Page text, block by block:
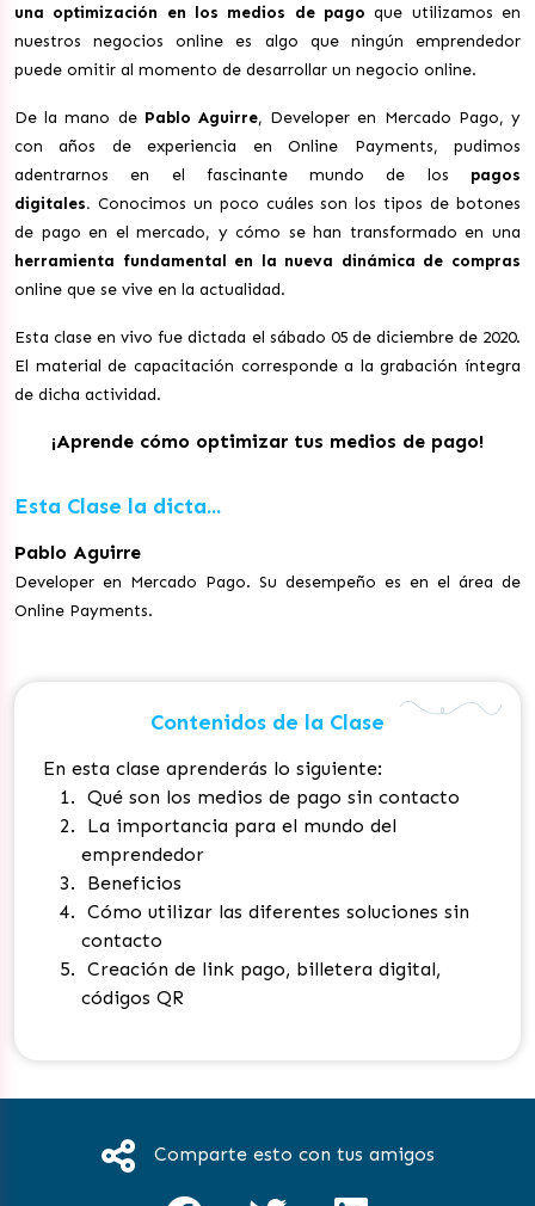
una optimización en los medios de pago que utilizamos en
nuestros negocios online es algo que ningún emprendedor
puede omitir al momento de desarrollar un negocio online.
De la mano de Pablo Aguirre, Developer en Mercado Pago, y
con años de experiencia en Online Payments, pudimos
adentrarnos en el fascinante mundo de los pagos
digitales. Conocimos un poco cuáles son los tipos de botones
de pago en el mercado, y cómo se han transformado en una
herramienta fundamental en la nueva dinámica de compras
online que se vive en la actualidad.
Esta clase en vivo fue dictada el sábado 05 de diciembre de 2020.
El material de capacitación corresponde a la grabación íntegra
de dicha actividad.
¡Aprende cómo optimizar tus medios de pago!
Esta Clase la dicta...
Pablo Aguirre
Developer en Mercado Pago. Su desempeño es en el área de
Online Payments.
Contenidos de la Clase
En esta clase aprenderás lo siguiente:
Qué son los medios de pago sin contacto
La importancia para el mundo del
emprendedor
Beneficios
Cómo utilizar las diferentes soluciones sin
contacto
Creación de link pago, billetera digital,
códigos QR
Comparte esto con tus amigos